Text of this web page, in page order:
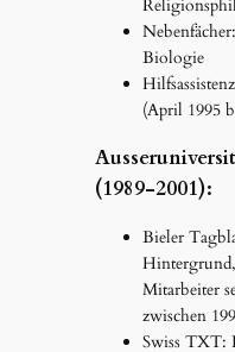
Biologie
(April 1995
(1989-2001):
Bieler
Mitarbeiter
zwischen
Swiss TXT: